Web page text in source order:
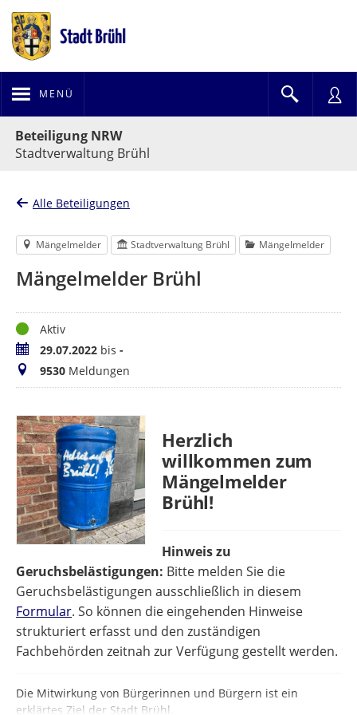
MENÜ
Beteiligung NRW
Stadtverwaltung Brühl
Alle Beteiligungen
Mängelmelder Stadtverwaltung Brühl Mängelmelder
Mängelmelder Brühl
StatusAktiv
Zeitraum29.07.2022 bis -
Meldungen
9530 Meldungen
Herzlich
willkommen zum
Mängelmelder
Brühl!
Hinweis zu
Geruchsbelästigungen: Bitte melden Sie die
Geruchsbelästigungen ausschließlich in diesem
Formular. So können die eingehenden Hinweise
strukturiert erfasst und den zuständigen
Fachbehörden zeitnah zur Verfügung gestellt werden.
Die Mitwirkung von Bürgerinnen und Bürgern ist ein
erklärtes Ziel der Stadt Brühl.